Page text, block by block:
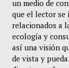
un medio de
que el lector se
relacionados a
ecología y
así una visión
de vista y